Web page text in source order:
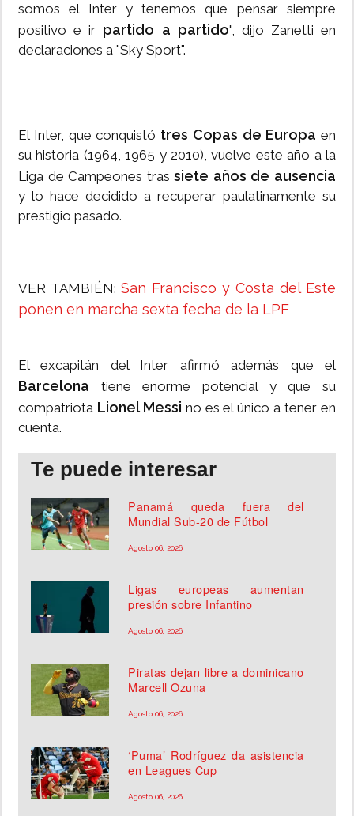
somos el Inter y tenemos que pensar siempre
positivo e ir partido a partido", dijo Zanetti en
declaraciones a "Sky Sport".
El Inter, que conquistó tres Copas de Europa en
su historia (1964, 1965 y 2010), vuelve este año a la
Liga de Campeones trassiete años de ausencia
y lo hace decidido a recuperar paulatinamente su
prestigio pasado.
VER TAMBIÉN: San Francisco y Costa del Este
ponen en marcha sexta fecha de la LPF
El excapitán del Inter afirmó además que el
Barcelona tiene enorme potencial y que su
compatriota Lionel Messi no es el único a tener en
cuenta.
Te puede interesar
Panamá queda fuera del
Mundial Sub-20 de Fútbol
Agosto 06, 2026
Ligas europeas aumentan
presión sobre Infantino
Agosto 06, 2026
Piratas dejan libre a dominicano
Marcell Ozuna
Agosto 06, 2026
‘Puma’ Rodríguez da asistencia
en Leagues Cup
Agosto 06, 2026